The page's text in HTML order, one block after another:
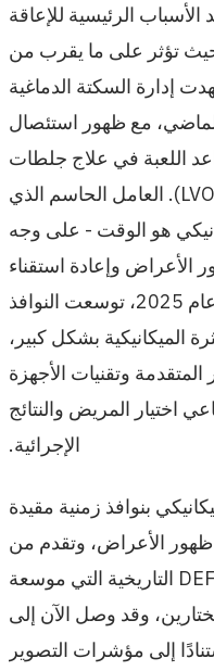
الأسباب الرئيسية للإعاقة
حيث تؤثر على ما يقرب من
إدارة السكتة الدماغية
مع ظهور استئصال
اللعبة في علاج جلطات
انسداد الأوعية الدموية الكبيرة (LVO). العامل الحاسم الذي
هو الوقت - على وجه
الأعراض وإعادة استقناء
الأوعية الدموية. بينما ننتقل إلى عام 2025، توسعت النوافذ
الميكانيكية بشكل كبير،
وتقنيات الأجهزة
المريض والنتائج
الإجرائية.
بنوافذ زمنية مقيدة
ساعات من ظهور الأعراض، وتقدم من
خلال تجارب DAWN وDEFUSE 3 التاريخية التي موسعة
مختارين، وقد وصل الآن إلى
إلى مؤشرات التصوير